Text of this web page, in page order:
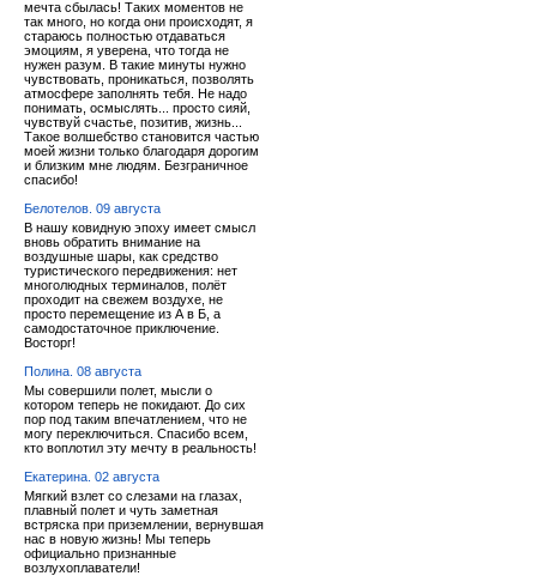
мечта сбылась! Таких моментов не
так много, но когда они происходят, я
стараюсь полностью отдаваться
эмоциям, я уверена, что тогда не
нужен разум. В такие минуты нужно
чувствовать, проникаться, позволять
атмосфере заполнять тебя. Не надо
понимать, осмыслять... просто сияй,
чувствуй счастье, позитив, жизнь...
Такое волшебство становится частью
моей жизни только благодаря дорогим
и близким мне людям. Безграничное
спасибо!
Белотелов. 09 августа
В нашу ковидную эпоху имеет смысл
вновь обратить внимание на
воздушные шары, как средство
туристического передвижения: нет
многолюдных терминалов, полёт
проходит на свежем воздухе, не
просто перемещение из А в Б, а
самодостаточное приключение.
Восторг!
Полина. 08 августа
Мы совершили полет, мысли о
котором теперь не покидают. До сих
пор под таким впечатлением, что не
могу переключиться. Спасибо всем,
кто воплотил эту мечту в реальность!
Екатерина. 02 августа
Мягкий взлет со слезами на глазах,
плавный полет и чуть заметная
встряска при приземлении, вернувшая
нас в новую жизнь! Мы теперь
официально признанные
возлухоплаватели!